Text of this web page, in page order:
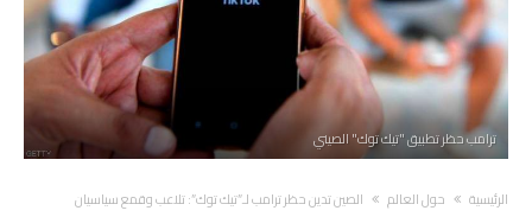
ترامب حظر تطبيق "تيك توك" الصيني
‫الرئيسية‬ حول العالم الصين تدين حظر ترامب لـ”تيك توك”: تلاعب وقمع سياسيان